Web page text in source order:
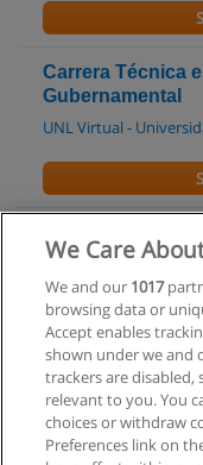
Carrera Técnica
Gubernamental
UNL Virtual -
Empresas /
Organizaciones
Instituto De La
We Care
We and our 1017
browsing data or
Accept enables
shown under we and
trackers are disabled,
relevant to you. You
choices or withdraw
Preferences link on